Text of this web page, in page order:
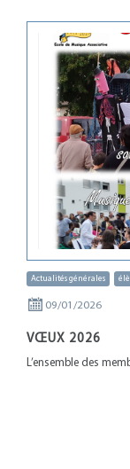
Actualités générales
09/01/2026
VŒUX 2026
L’ensemble des